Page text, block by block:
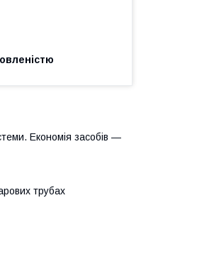
Економія засобів —
трубах